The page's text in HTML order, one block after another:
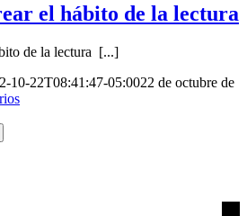
el hábito de la lectura
de la lectura [...]
10-22T08:41:47-05:0022 de octubre de